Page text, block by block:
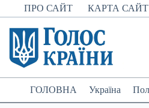
Перейти
до
вмісту
ПРО САЙТ КАРТА
ГОЛОВНА Україна